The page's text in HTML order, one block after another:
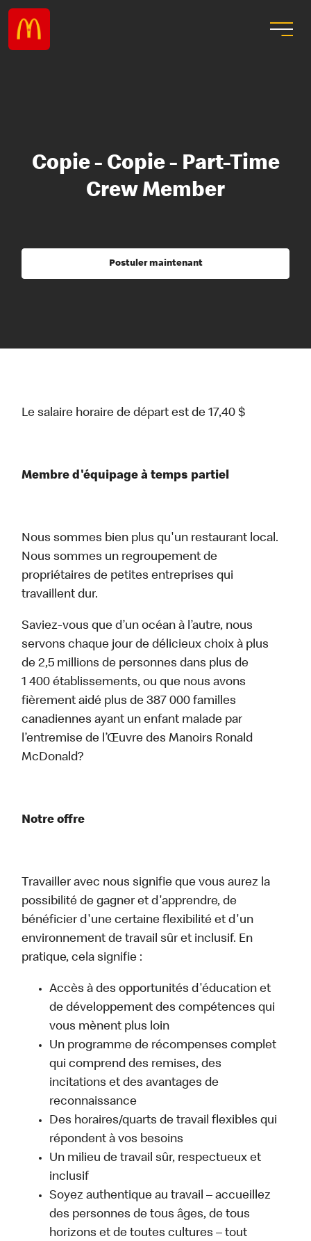
Copie - Copie - Part-Time
Crew Member
Postuler maintenant
Le salaire horaire de départ est de 17,40 $
Membre d'équipage à temps partiel
Nous sommes bien plus qu'un restaurant local.
Nous sommes un regroupement de
propriétaires de petites entreprises qui
travaillent dur.
Saviez-vous que d’un océan à l’autre, nous
servons chaque jour de délicieux choix à plus
de 2,5 millions de personnes dans plus de
1 400 établissements, ou que nous avons
fièrement aidé plus de 387 000 familles
canadiennes ayant un enfant malade par
l’entremise de l’Œuvre des Manoirs Ronald
McDonald?
Notre offre
Travailler avec nous signifie que vous aurez la
possibilité de gagner et d'apprendre, de
bénéficier d'une certaine flexibilité et d'un
environnement de travail sûr et inclusif. En
pratique, cela signifie :
Accès à des opportunités d'éducation et
de développement des compétences qui
vous mènent plus loin
Un programme de récompenses complet
qui comprend des remises, des
incitations et des avantages de
reconnaissance
Des horaires/quarts de travail flexibles qui
répondent à vos besoins
Un milieu de travail sûr, respectueux et
inclusif
Soyez authentique au travail – accueillez
des personnes de tous âges, de tous
horizons et de toutes cultures – tout